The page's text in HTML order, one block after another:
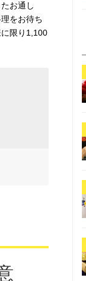
お通し
をお待ち
限り1,100